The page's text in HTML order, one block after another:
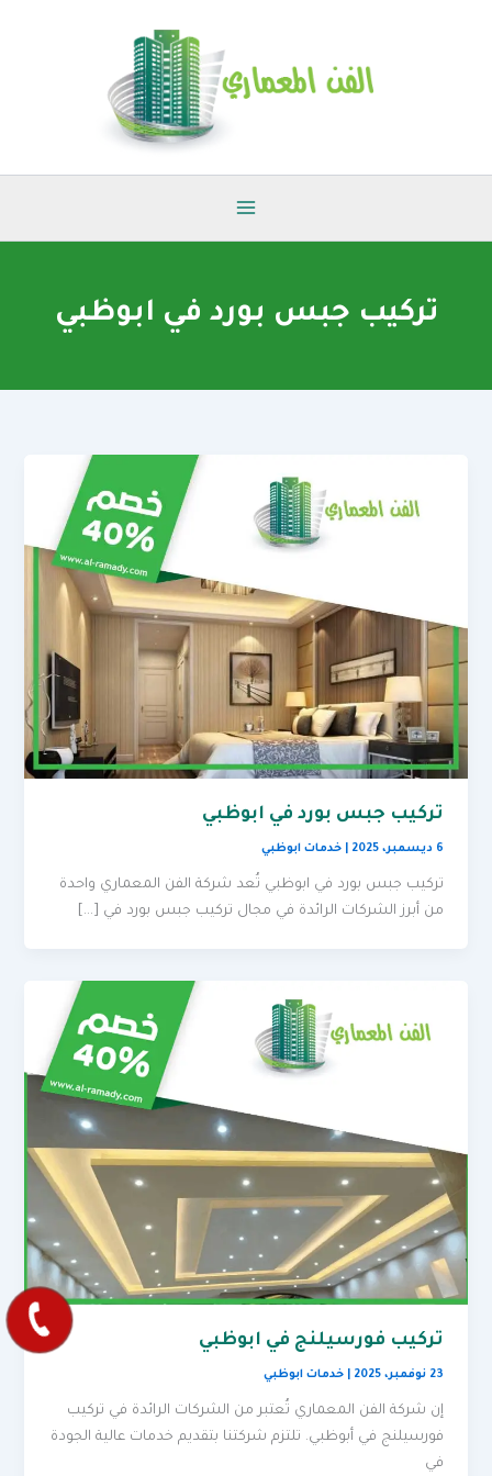
تركيب جبس بورد في ابوظبي
تركيب جبس بورد في ابوظبي
6 ديسمبر، 2025 |خدمات ابوظبي
تركيب جبس بورد في ابوظبي تُعد شركة الفن المعماري واحدة
من أبرز الشركات الرائدة في مجال تركيب جبس بورد في […]
تركيب فورسيلنج في ابوظبي
23 نوفمبر، 2025 |خدمات ابوظبي
إن شركة الفن المعماري تُعتبر من الشركات الرائدة في تركيب
فورسيلنج في أبوظبي. تلتزم شركتنا بتقديم خدمات عالية الجودة
في